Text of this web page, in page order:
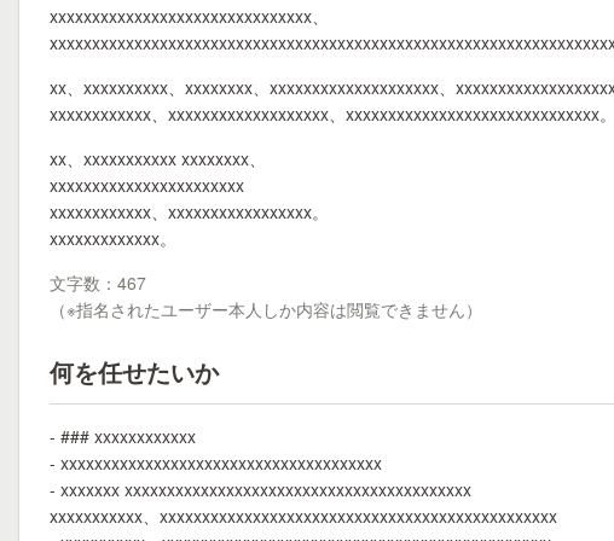
xxxxxxxxxxxxxxxxxxxxxxxxxxxxxxx、
xx、xxxxxxxxxx、xxxxxxxx、xxxxxxxxxxxxxxxxxxxx、
xxxxxxxxxxxx、xxxxxxxxxxxxxxxxxxx、xxxxxxxxxxxxxxxxxxxxxxxxxxxxxx。
xx、xxxxxxxxxxx xxxxxxxx、
xxxxxxxxxxxxxxxxxxxxxxx
xxxxxxxxxxxx、xxxxxxxxxxxxxxxxx。
xxxxxxxxxxxxx。
文字数：467
（※指名されたユーザー本人しか内容は閲覧できません）
何を任せたいか
- ### xxxxxxxxxxxx
- xxxxxxxxxxxxxxxxxxxxxxxxxxxxxxxxxxxxxx
- xxxxxxx xxxxxxxxxxxxxxxxxxxxxxxxxxxxxxxxxxxxxxxxx
xxxxxxxxxxx、xxxxxxxxxxxxxxxxxxxxxxxxxxxxxxxxxxxxxxxxxxxxxxx